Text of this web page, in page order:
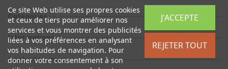
Catégories
Informations
Contactez-nous
Ce site Web utilise ses propres cookies
et ceux de tiers pour améliorer nos
services et vous montrer des publicités
liées à vos préférences en analysant
vos habitudes de navigation. Pour
donner votre consentement à son
REJETER TOUT
J'ACCEPTE